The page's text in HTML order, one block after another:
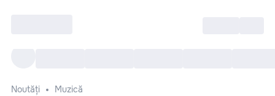
Noutăți Muzică